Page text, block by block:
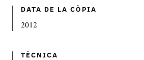
DATA DE LA CÒPIA
2012
TÈCNICA